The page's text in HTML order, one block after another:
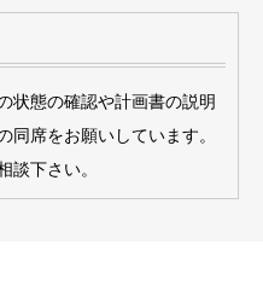
状態の確認や計画書の説明
同席をお願いしています。
談下さい。